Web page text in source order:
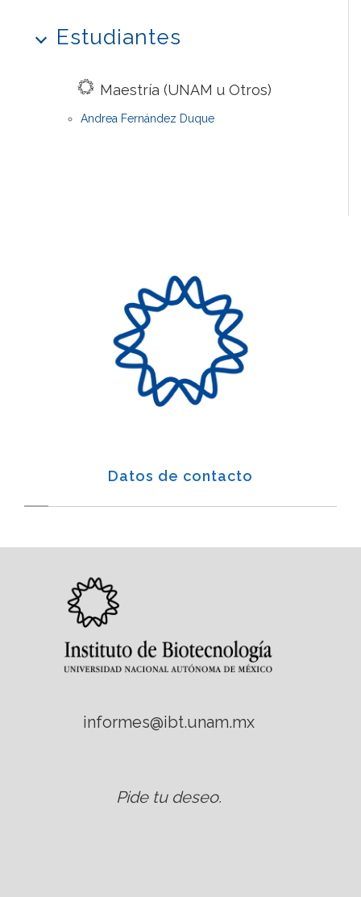
Estudiantes
Maestría (UNAM u Otros)
Andrea Fernández Duque
Datos de contacto
informes@ibt.unam.mx
Pide tu deseo.